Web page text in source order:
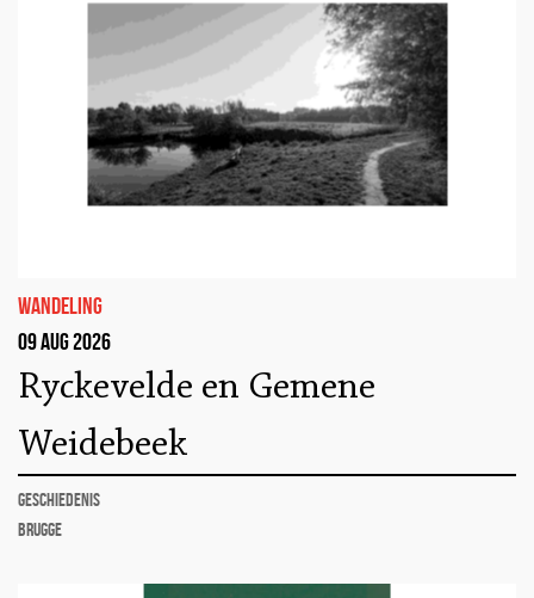
wandeling
09 aug 2026
Ryckevelde en Gemene
Weidebeek
geschiedenis
Brugge